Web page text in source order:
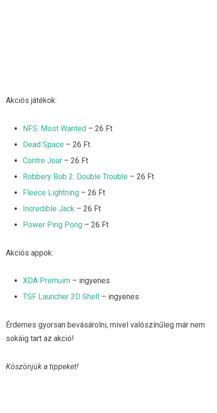
Akciós játékok:
NFS: Most Wanted – 26 Ft
Dead Space – 26 Ft
Contre Jour – 26 Ft
Robbery Bob 2: Double Trouble – 26 Ft
Fleece Lightning – 26 Ft
Incredible Jack – 26 Ft
Power Ping Pong – 26 Ft
Akciós appok:
XDA Premuim – ingyenes
TSF Launcher 3D Shell
– ingyenes
Érdemes gyorsan bevásárolni, mivel valószínűleg már nem
sokáig tart az akció!
Köszönjük a tippeket!